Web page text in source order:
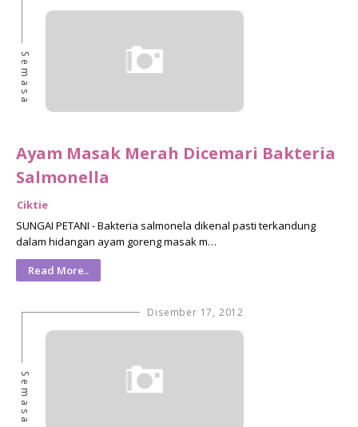
Semasa
Ayam Masak Merah Dicemari Bakteria
Salmonella
Ciktie
SUNGAI PETANI - Bakteria salmonela dikenal pasti terkandung
dalam hidangan ayam goreng masak m…
Read More..
Disember 17, 2012
Semasa